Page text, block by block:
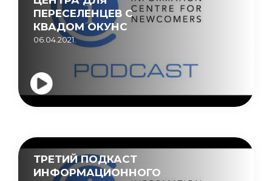
ПЕРЕСЕЛЕНЦЕВ C
КВАДОМ ОКУНС
06.04.2021.
ТРЕТИЙ ПОДКАСТ
ИНФОРМАЦИОННОГО